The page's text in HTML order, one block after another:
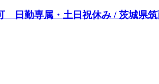
日勤専属・土日祝休み / 茨城県